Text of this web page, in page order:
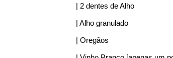
| 2 dentes de Alho
| Alho granulado
| Oregãos